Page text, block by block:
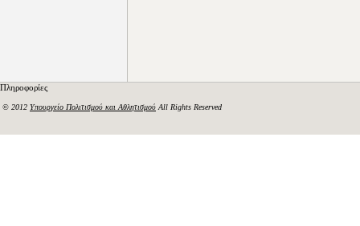
Πληροφορίες
© 2012 Υπουργείο Πολιτισμού και Αθλητισμού All Rights Reserved